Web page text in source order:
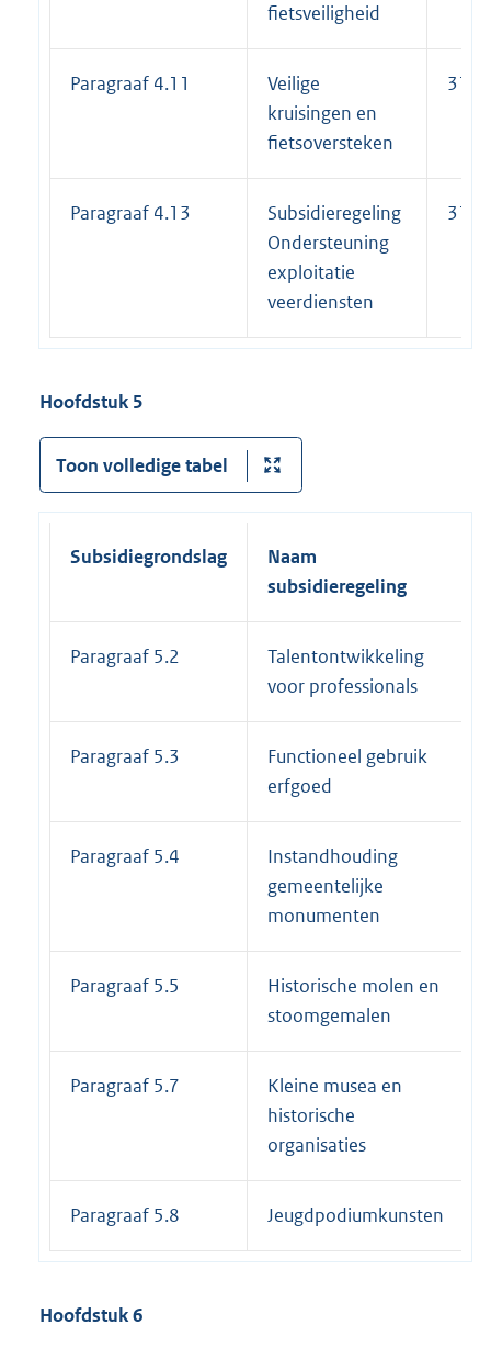
fietsveiligheid
Paragraaf 4.11
Veilige
kruisingen en
fietsoversteken
31-
Paragraaf 4.13
Subsidieregeling
Ondersteuning
exploitatie
veerdiensten
31-
Hoofdstuk 5
Toon volledige tabel
Subsidiegrondslag
Naam
subsidieregeling
Paragraaf 5.2
Talentontwikkeling
voor professionals
Paragraaf 5.3
Functioneel gebruik
erfgoed
Paragraaf 5.4
Instandhouding
gemeentelijke
monumenten
Paragraaf 5.5
Historische molen en
stoomgemalen
Paragraaf 5.7
Kleine musea en
historische
organisaties
Paragraaf 5.8 Jeugdpodiumkunsten
Hoofdstuk 6